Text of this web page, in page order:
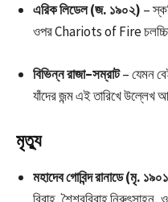
এরিক লিডেল (জ. ১৯০২) –
ওপর Chariots of Fire
বিভিন্ন রাজা–সম্রাট– যেমন
যাঁদের জন্ম এই তারিখে উল্লেখ
মৃত্যু
মহাদেব গোবিন্দ রানাডে (মৃ.